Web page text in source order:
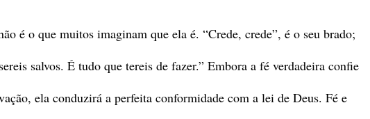
é o que muitos imaginam que ela é. “Crede, crede”, é o seu brado;
salvos. É tudo que tereis de fazer.” Embora a fé verdadeira confie
ela conduzirá a perfeita conformidade com a lei de Deus. Fé e